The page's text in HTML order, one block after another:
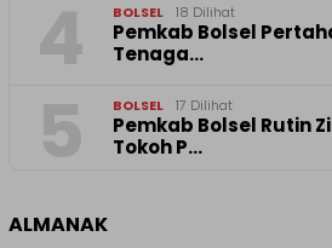
BOLSEL 18 Dilihat
Pemkab Bolsel
Tenaga…
BOLSEL 17 Dilihat
Pemkab Bolsel Rutin
Tokoh P…
ALMANAK